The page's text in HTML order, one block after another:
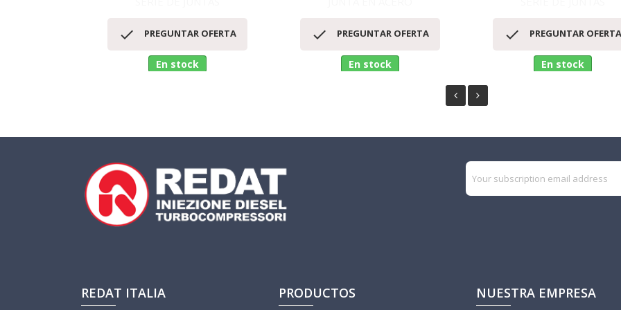
Vista rápida
 PREGUNTAR OFERTA
En stock
Vista rápida
 PREGUNTAR OFERTA
En stock
Vista rápida
 PREGUNTAR OFERTA
En stock
REDAT ITALIA PRODUCTOS NUESTRA EMPRESA